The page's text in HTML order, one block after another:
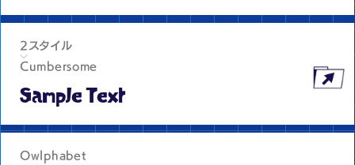
Cumbersome
2スタイル
Sample Text
Owlphabet